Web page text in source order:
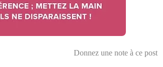
Donnez une note à ce post